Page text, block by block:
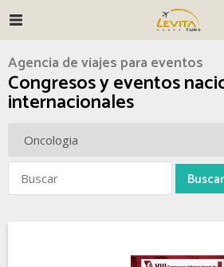
Agencia de viajes para eventos
Congresos y eventos
internacionales